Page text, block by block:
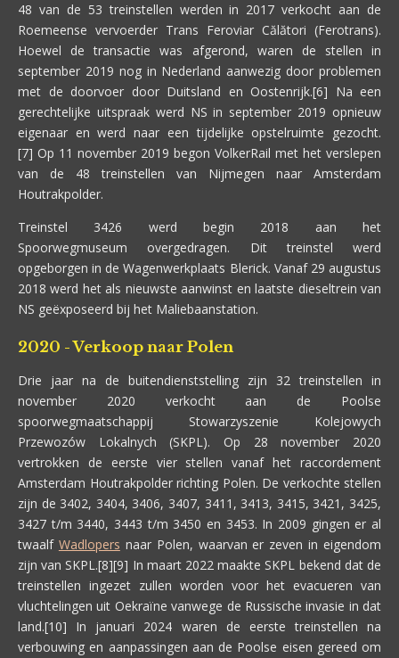
48 van de 53 treinstellen werden in 2017 verkocht aan de
Roemeense vervoerder Trans Feroviar Călători (Ferotrans).
Hoewel de transactie was afgerond, waren de stellen in
september 2019 nog in Nederland aanwezig door problemen
met de doorvoer door Duitsland en Oostenrijk.[6] Na een
gerechtelijke uitspraak werd NS in september 2019 opnieuw
eigenaar en werd naar een tijdelijke opstelruimte gezocht.
[7] Op 11 november 2019 begon VolkerRail met het verslepen
van de 48 treinstellen van Nijmegen naar Amsterdam
Houtrakpolder.
Treinstel 3426 werd begin 2018 aan het
Spoorwegmuseum overgedragen. Dit treinstel werd
opgeborgen in de Wagenwerkplaats Blerick. Vanaf 29 augustus
2018 werd het als nieuwste aanwinst en laatste dieseltrein van
NS geëxposeerd bij het Maliebaanstation.
2020 - Verkoop naar Polen
Drie jaar na de buitendienststelling zijn 32 treinstellen in
november 2020 verkocht aan de Poolse
spoorwegmaatschappij Stowarzyszenie Kolejowych
Przewozów Lokalnych (SKPL). Op 28 november 2020
vertrokken de eerste vier stellen vanaf het raccordement
Amsterdam Houtrakpolder richting Polen. De verkochte stellen
zijn de 3402, 3404, 3406, 3407, 3411, 3413, 3415, 3421, 3425,
3427 t/m 3440, 3443 t/m 3450 en 3453. In 2009 gingen er al
twaalf Wadlopers naar Polen, waarvan er zeven in eigendom
zijn van SKPL.[8][9] In maart 2022 maakte SKPL bekend dat de
treinstellen ingezet zullen worden voor het evacueren van
vluchtelingen uit Oekraïne vanwege de Russische invasie in dat
land.[10] In januari 2024 waren de eerste treinstellen na
verbouwing en aanpassingen aan de Poolse eisen gereed om